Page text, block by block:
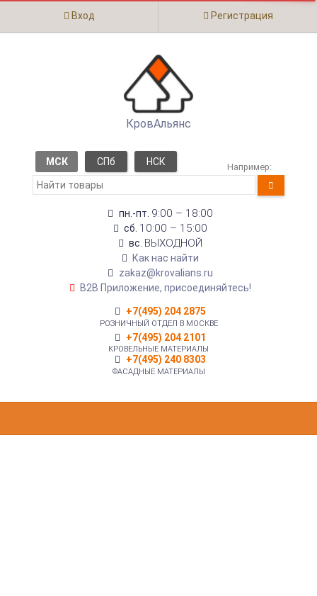
Вход Регистрация
КровАльянс
МСК СПб НСК Например:
пн.-пт. 9:00 – 18:00
сб. 10:00 – 15:00
вс. ВЫХОДНОЙ
Как нас найти
zakaz@krovalians.ru
B2B Приложение, присоединяйтесь!
+7(495) 204 2875
РОЗНИЧНЫЙ ОТДЕЛ В МОСКВЕ
+7(495) 204 2101
КРОВЕЛЬНЫЕ МАТЕРИАЛЫ
+7(495) 240 8303
ФАСАДНЫЕ МАТЕРИАЛЫ